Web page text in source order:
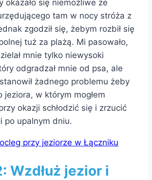
okazało się niemożliwe ze
tam w nocy stróża z
zgodził się, żebym rozbił się
tuż za plażą. Mi pasowało,
mnie tylko niewysoki
odgradzał mnie od psa, ale
żadnego problemu żeby
jeziora, w którym mogłem
okazji schłodzić się i zrzucić
po upalnym dniu.
Wzdłuż jezior i